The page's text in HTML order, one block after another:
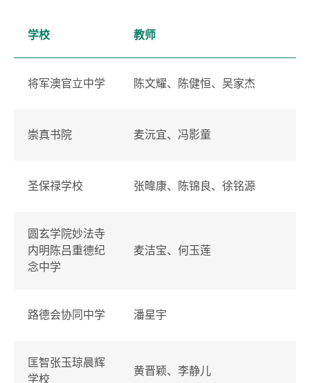
学校 教师
将军澳官立中学 陈文耀、陈健恒、吴家杰
崇真书院 麦沅宜、冯影童
圣保禄学校 张暐康、陈锦良、徐铭源
圆玄学院妙法寺
内明陈吕重德纪
念中学
麦洁宝、何玉莲
路德会协同中学 潘星宇
匡智张玉琼晨辉
学校
黄晋颖、李静儿